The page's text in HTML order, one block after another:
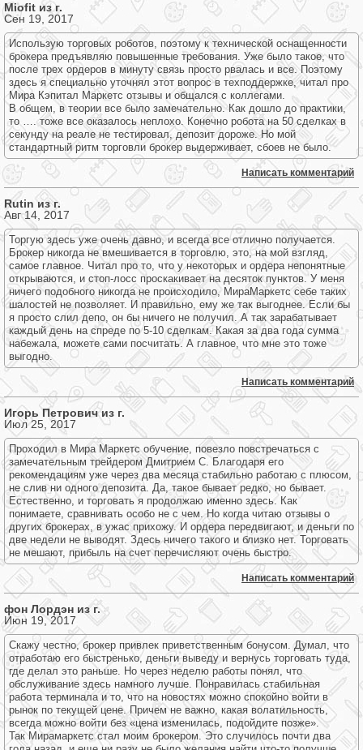
Miofit из г.
Сен 19, 2017
Использую торговых роботов, поэтому к технической оснащенности
брокера предъявляю повышенные требования. Уже было такое, что
после трех ордеров в минуту связь просто рвалась и все. Поэтому
здесь я специально уточнял этот вопрос в техподдержке, читал про
Мира Кэпитал Маркетс отзывы и общался с коллегами.
В общем, в теории все было замечательно. Как дошло до практики,
то …. тоже все оказалось неплохо. Конечно робота на 50 сделках в
секунду на реале не тестировал, депозит дороже. Но мой
стандартный ритм торговли брокер выдерживает, сбоев не было.
Написать комментарий
Rutin из г.
Авг 14, 2017
Торгую здесь уже очень давно, и всегда все отлично получается.
Брокер никогда не вмешивается в торговлю, это, на мой взгляд,
самое главное. Читал про то, что у некоторых и ордера непонятные
открываются, и стоп-лосс проскакивает на десяток пунктов. У меня
ничего подобного никогда не происходило, МираМаркетс себе таких
шалостей не позволяет. И правильно, ему же так выгоднее. Если бы
я просто слил депо, он бы ничего не получил. А так зарабатывает
каждый день на спреде по 5-10 сделкам. Какая за два года сумма
набежала, можете сами посчитать. А главное, что мне это тоже
выгодно.
Написать комментарий
Игорь Петрович из г.
Июл 25, 2017
Проходил в Мира Маркетс обучение, повезло повстречаться с
замечательным трейдером Дмитрием С. Благодаря его
рекомендациям уже через два месяца стабильно работаю с плюсом,
не слив ни одного депозита. Да, такое бывает редко, но бывает.
Естественно, и торговать я продолжаю именно здесь. Как
понимаете, сравнивать особо не с чем. Но когда читаю отзывы о
других брокерах, в ужас прихожу. И ордера передвигают, и деньги по
две недели не выводят. Здесь ничего такого и близко нет. Торговать
не мешают, прибыль на счет перечисляют очень быстро.
Написать комментарий
фон Лордэн из г.
Июн 19, 2017
Скажу честно, брокер привлек приветственным бонусом. Думал, что
отработаю его быстренько, деньги выведу и вернусь торговать туда,
где делал это раньше. Но через неделю работы понял, что
обслуживание здесь намного лучше. Понравилась стабильная
работа терминала и то, что на новостях можно спокойно войти в
рынок по текущей цене. Причем не важно, какая волатильность,
всегда можно войти без «цена изменилась, подойдите позже».
Так Мирамаркетс стал моим брокером. Это случилось почти два